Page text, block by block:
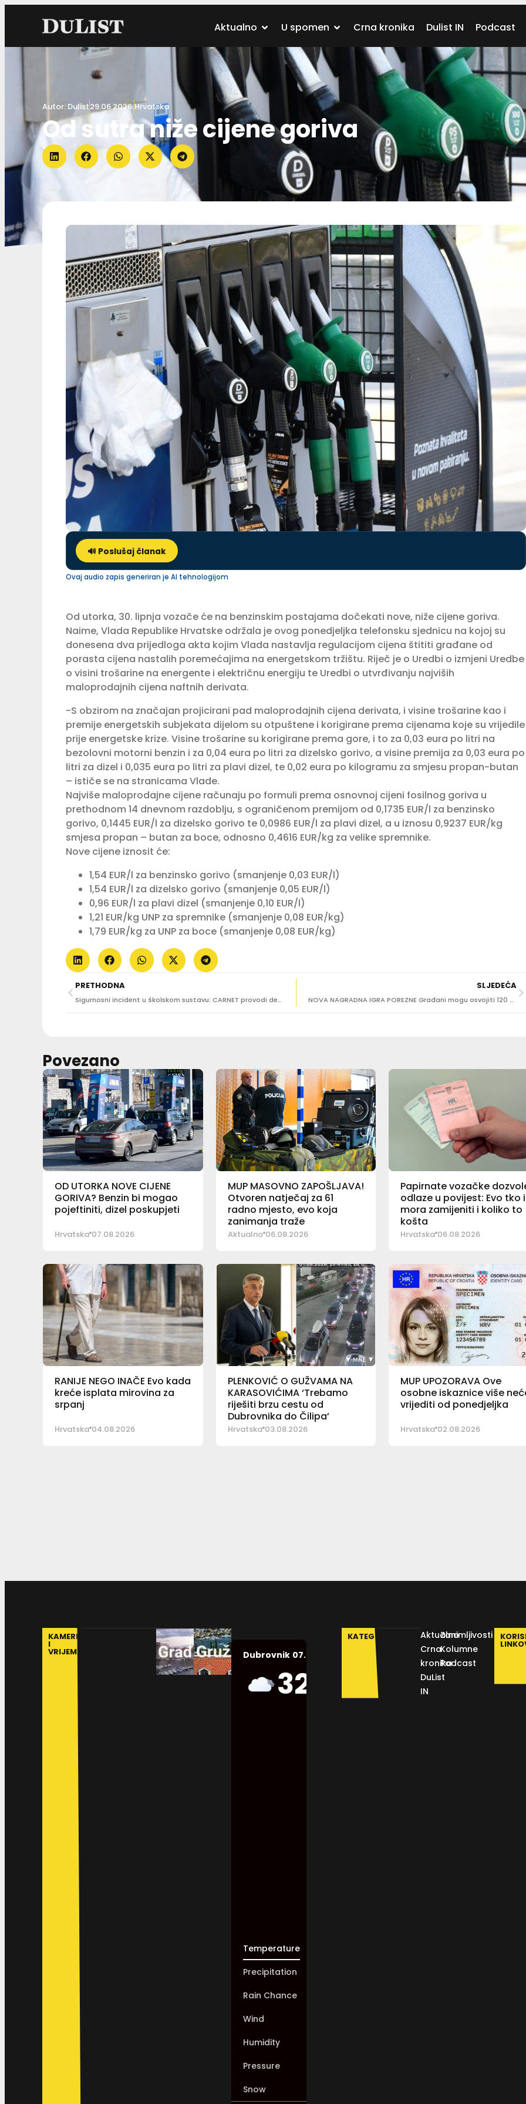
Aktualno U spomen Crna kronika Dulist IN Podcast
Autor: Dulist29.06.2026.Hrvatska
Od sutra niže cijene goriva
🔊 Poslušaj članak
Ovaj audio zapis generiran je AI tehnologijom
Od utorka, 30. lipnja vozače će na benzinskim postajama dočekati nove, niže cijene goriva.
Naime, Vlada Republike Hrvatske održala je ovog ponedjeljka telefonsku sjednicu na kojoj su
donesena dva prijedloga akta kojim Vlada nastavlja regulacijom cijena štititi građane od
porasta cijena nastalih poremećajima na energetskom tržištu. Riječ je o Uredbi o izmjeni Uredbe
o visini trošarine na energente i električnu energiju te Uredbi o utvrđivanju najviših
maloprodajnih cijena naftnih derivata.
-S obzirom na značajan projicirani pad maloprodajnih cijena derivata, i visine trošarine kao i
premije energetskih subjekata dijelom su otpuštene i korigirane prema cijenama koje su vrijedile
prije energetske krize. Visine trošarine su korigirane prema gore, i to za 0,03 eura po litri na
bezolovni motorni benzin i za 0,04 eura po litri za dizelsko gorivo, a visine premija za 0,03 eura po
litri za dizel i 0,035 eura po litri za plavi dizel, te 0,02 eura po kilogramu za smjesu propan-butan
– ističe se na stranicama Vlade.
Najviše maloprodajne cijene računaju po formuli prema osnovnoj cijeni fosilnog goriva u
prethodnom 14 dnevnom razdoblju, s ograničenom premijom od 0,1735 EUR/l za benzinsko
gorivo, 0,1445 EUR/l za dizelsko gorivo te 0,0986 EUR/l za plavi dizel, a u iznosu 0,9237 EUR/kg
smjesa propan – butan za boce, odnosno 0,4616 EUR/kg za velike spremnike.
Nove cijene iznosit će:
1,54 EUR/l za benzinsko gorivo (smanjenje 0,03 EUR/l)
1,54 EUR/l za dizelsko gorivo (smanjenje 0,05 EUR/l)
0,96 EUR/l za plavi dizel (smanjenje 0,10 EUR/l)
1,21 EUR/kg UNP za spremnike (smanjenje 0,08 EUR/kg)
1,79 EUR/kg za UNP za boce (smanjenje 0,08 EUR/kg)
PRETHODNA
Sigurnosni incident u školskom sustavu: CARNET provodi detaljnu istragu
SLJEDEĆA
NOVA NAGRADNA IGRA POREZNE Građani mogu osvojiti 120 tisuća eura!
Povezano
OD UTORKA NOVE CIJENE
GORIVA? Benzin bi mogao
pojeftiniti, dizel poskupjeti
Hrvatska 07.08.2026
MUP MASOVNO ZAPOŠLJAVA!
Otvoren natječaj za 61
radno mjesto, evo koja
zanimanja traže
Aktualno 06.08.2026
Papirnate vozačke
odlaze u povijest: Evo tko
mora zamijeniti i koliko to
košta
Hrvatska 06.08.2026
RANIJE NEGO INAČE Evo kada
kreće isplata mirovina za
srpanj
Hrvatska 04.08.2026
PLENKOVIĆ O GUŽVAMA NA
KARASOVIĆIMA ‘Trebamo
riješiti brzu cestu od
Dubrovnika do Čilipa’
Hrvatska 03.08.2026
MUP UPOZORAVA Ove
osobne iskaznice više
vrijediti od ponedjeljka
Hrvatska 02.08.2026
KAMERE
I
VRIJEME Dubrovnik 07.08.2026.
32
Humidity:
Temperature
Precipitation
Rain Chance
Wind
Humidity
Pressure
Snow
KATEGORIJE
Aktualno
Crna
kronika
DuList
IN
Zanimljivosti
Kolumne
Podcast